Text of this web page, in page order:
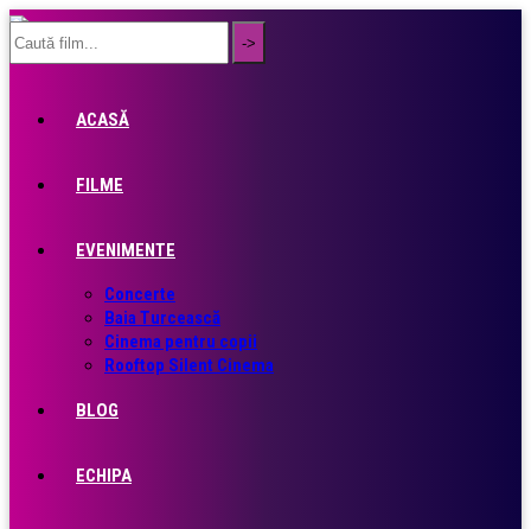
ACASĂ
FILME
EVENIMENTE
Concerte
Baia Turcească
Cinema pentru copii
Rooftop Silent Cinema
BLOG
ECHIPA